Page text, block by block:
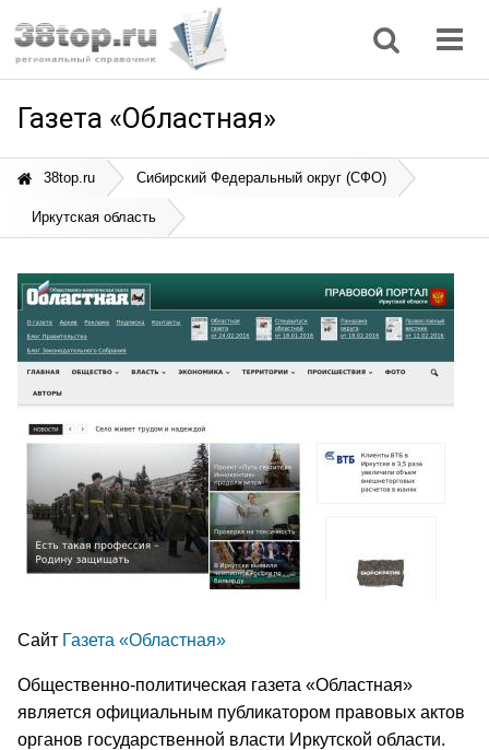
Газета «Областная»
38top.ru Сибирский Федеральный округ (СФО)
Иркутская область
Сайт Газета «Областная»
Общественно-политическая газета «Областная»
является официальным публикатором правовых актов
органов государственной власти Иркутской области.